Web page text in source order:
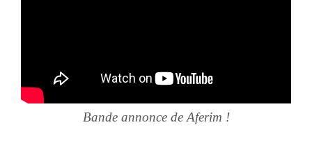
Bande annonce de Aferim !